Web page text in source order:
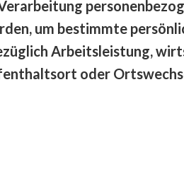
um bestimmte
Arbeitsleistung,
oder